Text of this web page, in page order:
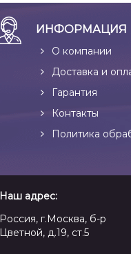
ИНФОРМАЦИЯ
О компании
Доставка и
Гарантия
Контакты
Политика
Наш адрес:
Россия, г.Москва, б-р
Цветной, д.19, ст.5